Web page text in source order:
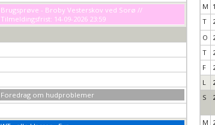
Brugsprøve - Broby Vesterskov ved Sorø //
Tilmeldingsfrist: 14-09-2026 23:59
Foredrag om hudproblemer
M
T
O
T
F
L
S
M